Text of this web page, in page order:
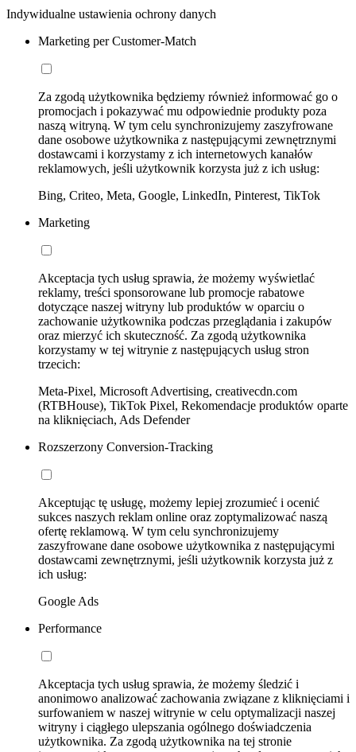
Indywidualne ustawienia ochrony danych
Marketing per Customer-Match
Za zgodą użytkownika będziemy również informować go o
promocjach i pokazywać mu odpowiednie produkty poza
naszą witryną. W tym celu synchronizujemy zaszyfrowane
dane osobowe użytkownika z następującymi zewnętrznymi
dostawcami i korzystamy z ich internetowych kanałów
reklamowych, jeśli użytkownik korzysta już z ich usług:
Bing, Criteo, Meta, Google, LinkedIn, Pinterest, TikTok
Marketing
Akceptacja tych usług sprawia, że możemy wyświetlać
reklamy, treści sponsorowane lub promocje rabatowe
dotyczące naszej witryny lub produktów w oparciu o
zachowanie użytkownika podczas przeglądania i zakupów
oraz mierzyć ich skuteczność. Za zgodą użytkownika
korzystamy w tej witrynie z następujących usług stron
trzecich:
Meta-Pixel, Microsoft Advertising, creativecdn.com
(RTBHouse), TikTok Pixel, Rekomendacje produktów oparte
na kliknięciach, Ads Defender
Rozszerzony Conversion-Tracking
Akceptując tę usługę, możemy lepiej zrozumieć i ocenić
sukces naszych reklam online oraz zoptymalizować naszą
ofertę reklamową. W tym celu synchronizujemy
zaszyfrowane dane osobowe użytkownika z następującymi
dostawcami zewnętrznymi, jeśli użytkownik korzysta już z
ich usług:
Google Ads
Performance
Akceptacja tych usług sprawia, że możemy śledzić i
anonimowo analizować zachowania związane z kliknięciami i
surfowaniem w naszej witrynie w celu optymalizacji naszej
witryny i ciągłego ulepszania ogólnego doświadczenia
użytkownika. Za zgodą użytkownika na tej stronie